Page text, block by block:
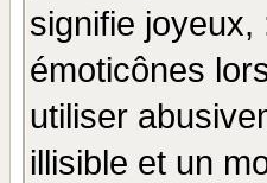
signifie joyeux,
émoticônes
utiliser
illisible et un